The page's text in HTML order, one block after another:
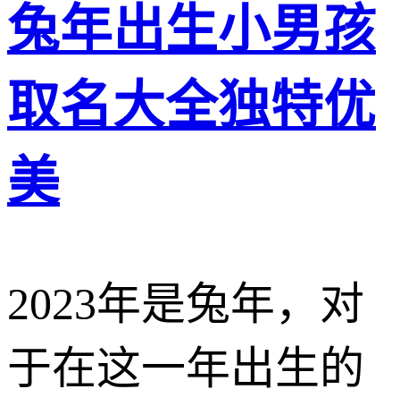
兔年出生小男孩
取名大全独特优
美
2023年是兔年，对
于在这一年出生的